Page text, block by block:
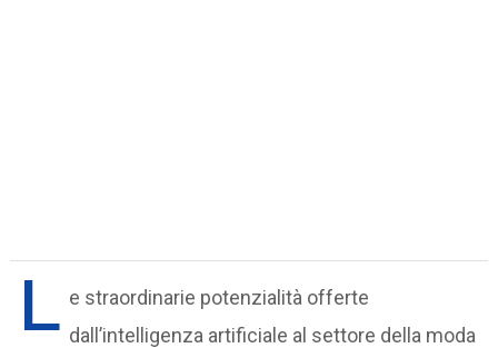
L e straordinarie potenzialità offerte
dall’intelligenza artificiale al settore della moda